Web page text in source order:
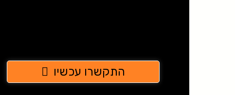
התקשרו עכשיו